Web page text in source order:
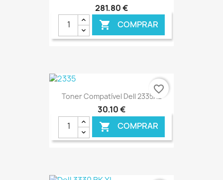
281,80 €
 COMPRAR
€ ONLINE
Toner Compatível Dell 2335XL
30,10 €
 COMPRAR
favorite_border